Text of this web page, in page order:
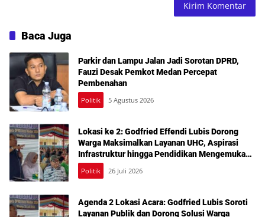
Baca Juga
Parkir dan Lampu Jalan Jadi Sorotan DPRD,
Fauzi Desak Pemkot Medan Percepat
Pembenahan
Politik 5 Agustus 2026
Lokasi ke 2: Godfried Effendi Lubis Dorong
Warga Maksimalkan Layanan UHC, Aspirasi
Infrastruktur hingga Pendidikan Mengemuka
dalam Reses Medan Amplas
Politik 26 Juli 2026
Agenda 2 Lokasi Acara: Godfried Lubis Soroti
Layanan Publik dan Dorong Solusi Warga